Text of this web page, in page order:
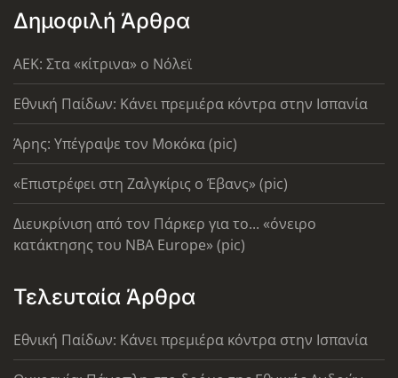
Δημοφιλή Άρθρα
AEK: Στα «κίτρινα» ο Νόλεϊ
Εθνική Παίδων: Κάνει πρεμιέρα κόντρα στην Ισπανία
Άρης: Υπέγραψε τον Μοκόκα (pic)
«Επιστρέφει στη Ζαλγκίρις ο Έβανς» (pic)
Διευκρίνιση από τον Πάρκερ για το... «όνειρο
κατάκτησης του ΝΒΑ Europe» (pic)
Τελευταία Άρθρα
Εθνική Παίδων: Κάνει πρεμιέρα κόντρα στην Ισπανία